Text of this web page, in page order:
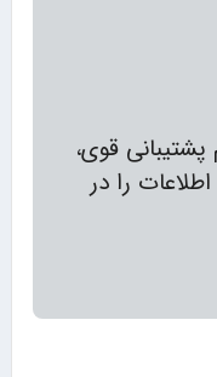
پشتیبانی قوی،
را در